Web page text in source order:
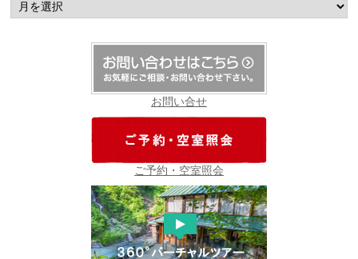
ー
カ
お問い合せ
ご予約・空室照会